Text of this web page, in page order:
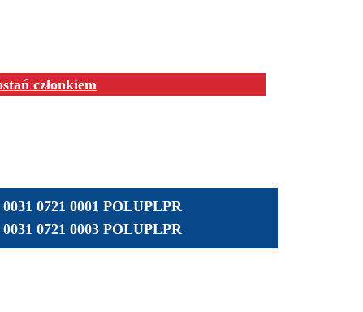
członkiem
0721 0001 POLUPLPR
0721 0003 POLUPLPR